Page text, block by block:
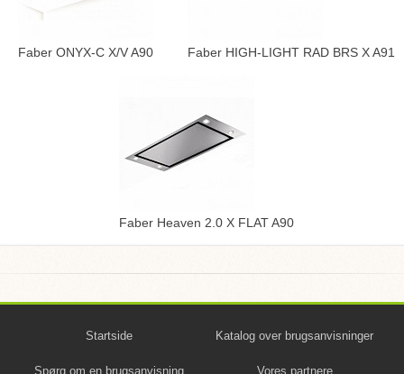
Faber ONYX-C X/V A90 Faber HIGH-LIGHT RAD BRS X A91
Faber Heaven 2.0 X FLAT A90
Startside Katalog over brugsanvisninger
Spørg om en brugsanvisning Vores partnere